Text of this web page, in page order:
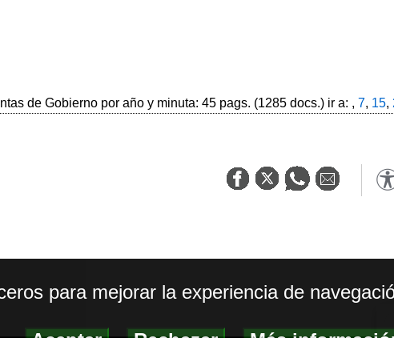
de Gobierno por año y minuta: 45 pags. (1285 docs.) ir a: , 7, 15,
para mejorar la experiencia de